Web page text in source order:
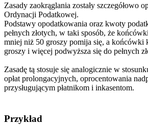
Zasady zaokrąglania zostały szczegółowo
Ordynacji Podatkowej.
Podstawy opodatkowania oraz kwoty
pełnych złotych, w taki sposób, że
mniej niż 50 groszy pomija się, a końcówki
groszy i więcej podwyższa się do pełnych
Zasadę tą stosuje się analogicznie w
opłat prolongacyjnych, oprocentowania
przysługującym płatnikom i inkasentom.
Przykład